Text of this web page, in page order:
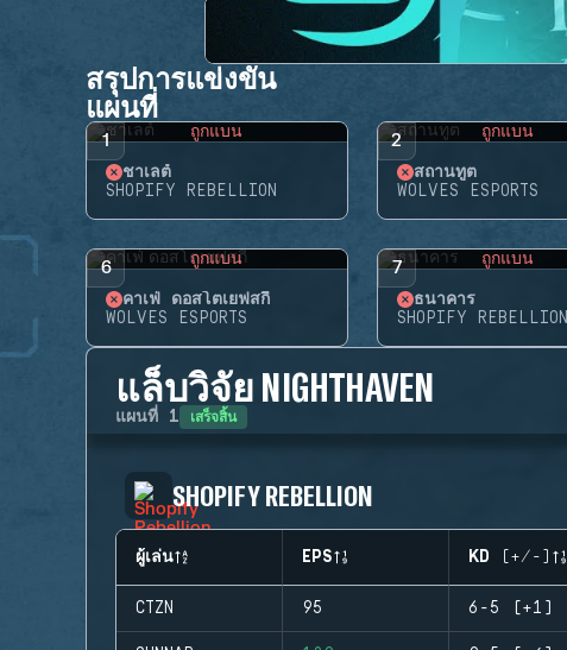
สรุปการแข่งขัน
แผนที่
1 ถูกแบน
ชาเลต์
SHOPIFY REBELLION
2 ถูกแบน
สถานทูต
WOLVES ESPORTS
6 ถูกแบน
คาเฟ่ ดอสโตเยฟสกี้
WOLVES ESPORTS
7 ถูกแบน
ธนาคาร
SHOPIFY REBELLION
แล็บวิจัย NIGHTHAVEN
แผนที่ 1 เสร็จสิ้น
SHOPIFY REBELLION
ผู้เล่น EPS KD (+/-)
CTZN 95 6-5 (+1)